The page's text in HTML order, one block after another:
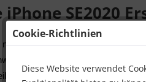
iPhone SE2020
nach einem guten Shop suchen,
Ersatzteile für das
deines Handys du in unserem
Cookie-Richtlinien
Diese Website verwendet